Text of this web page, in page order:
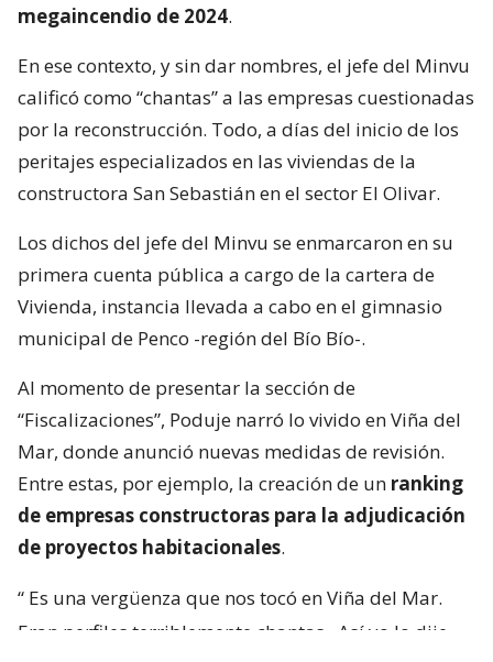
megaincendio de 2024.
En ese contexto, y sin dar nombres, el jefe del Minvu
calificó como “chantas” a las empresas cuestionadas
por la reconstrucción. Todo, a días del inicio de los
peritajes especializados en las viviendas de la
constructora San Sebastián en el sector El Olivar.
Los dichos del jefe del Minvu se enmarcaron en su
primera cuenta pública a cargo de la cartera de
Vivienda, instancia llevada a cabo en el gimnasio
municipal de Penco -región del Bío Bío-.
Al momento de presentar la sección de
“Fiscalizaciones”, Poduje narró lo vivido en Viña del
Mar, donde anunció nuevas medidas de revisión.
Entre estas, por ejemplo, la creación de un ranking
de empresas constructoras para la adjudicación
de proyectos habitacionales.
“ Es una vergüenza que nos tocó en Viña del Mar.
Eran perfiles terriblemente chantas
. Así yo lo dije.